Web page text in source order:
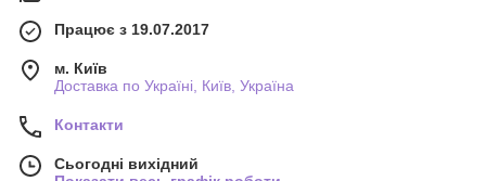
Працює з 19.07.2017
м. Київ
Доставка по Україні, Київ, Україна
Контакти
Сьогодні вихідний